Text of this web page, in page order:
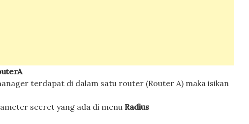
terdapat di dalam satu router (Router A) maka isikan
secret yang ada di menuRadius